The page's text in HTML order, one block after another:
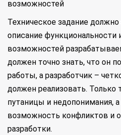
возможностей
Техническое задание
описание функциональности
возможностей
должен точно знать, что он
работы, а разработчик –
должен реализовать.
путаницы и недопонимания,
возможность конфликтов и
разработки.